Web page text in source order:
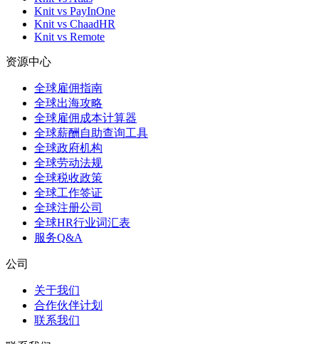
Knit vs PayInOne
Knit vs ChaadHR
Knit vs Remote
资源中心
全球雇佣指南
全球出海攻略
全球雇佣成本计算器
全球薪酬自助查询工具
全球政府机构
全球劳动法规
全球税收政策
全球工作签证
全球注册公司
全球HR行业词汇表
服务Q&A
公司
关于我们
合作伙伴计划
联系我们